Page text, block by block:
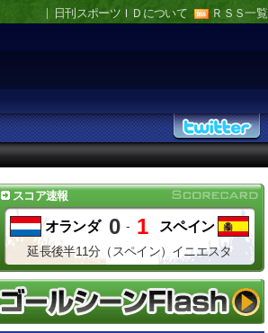
日刊スポーツＩＤについて ＲＳＳ一覧
スコア速報
オランダ 0 - 1 スペイン
延長後半11分（スペイン）イニエスタ